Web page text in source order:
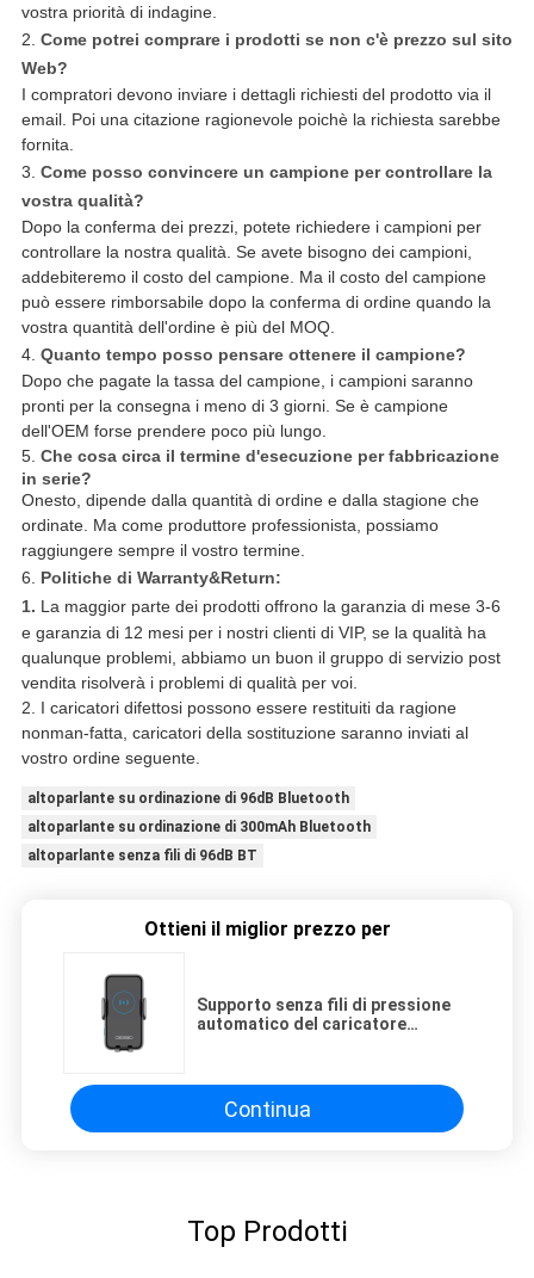
vostra priorità di indagine.
2. Come potrei comprare i prodotti se non c'è prezzo sul sito
Web?
I compratori devono inviare i dettagli richiesti del prodotto via il
email. Poi una citazione ragionevole poichè la richiesta sarebbe
fornita.
3. Come posso convincere un campione per controllare la
vostra qualità?
Dopo la conferma dei prezzi, potete richiedere i campioni per
controllare la nostra qualità. Se avete bisogno dei campioni,
addebiteremo il costo del campione. Ma il costo del campione
può essere rimborsabile dopo la conferma di ordine quando la
vostra quantità dell'ordine è più del MOQ.
4. Quanto tempo posso pensare ottenere il campione?
Dopo che pagate la tassa del campione, i campioni saranno
pronti per la consegna i meno di 3 giorni. Se è campione
dell'OEM forse prendere poco più lungo.
5. Che cosa circa il termine d'esecuzione per fabbricazione
in serie?
Onesto, dipende dalla quantità di ordine e dalla stagione che
ordinate. Ma come produttore professionista, possiamo
raggiungere sempre il vostro termine.
6. Politiche di Warranty&Return:
1. La maggior parte dei prodotti offrono la garanzia di mese 3-6
e garanzia di 12 mesi per i nostri clienti di VIP, se la qualità ha
qualunque problemi, abbiamo un buon il gruppo di servizio post
vendita risolverà i problemi di qualità per voi.
2. I caricatori difettosi possono essere restituiti da ragione
nonman-fatta, caricatori della sostituzione saranno inviati al
vostro ordine seguente.
altoparlante su ordinazione di 96dB Bluetooth
altoparlante su ordinazione di 300mAh Bluetooth
altoparlante senza fili di 96dB BT
Ottieni il miglior prezzo per
Supporto senza fili di pressione
automatico del caricatore
Continua
Top Prodotti